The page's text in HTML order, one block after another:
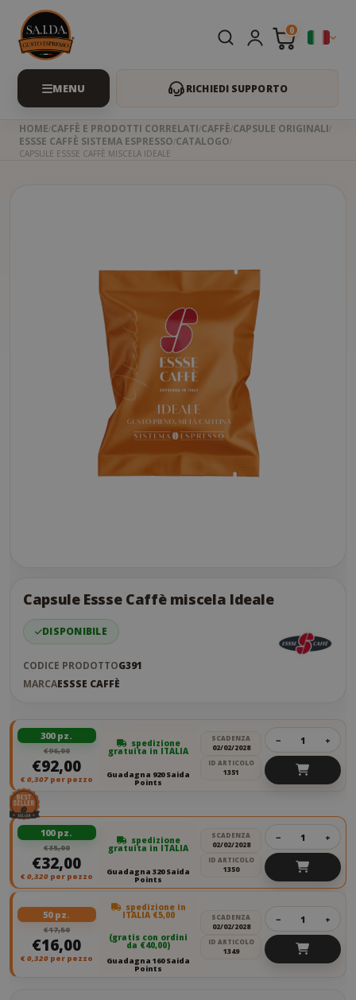
0
RICHIEDI SUPPORTO
HOME CAFFÈ E PRODOTTI CORRELATI CAFFÈ CAPSULE ORIGINALI
ESSSE CAFFÈ SISTEMA ESPRESSO CATALOGO
CAPSULE ESSSE CAFFÈ MISCELA IDEALE
the
the
images
Capsule Essse Caffè miscela Ideale
DISPONIBILE
CODICE PRODOTTOG391
MARCAESSSE CAFFÈ
300 pz.
€96,00
€92,00
€ 0,307per pezzo
spedizione
gratuita in ITALIA
Guadagna 920 Saida
Points
SCADENZA
02/02/2028
ID ARTICOLO
1351
− +
100 pz.
€35,00
€32,00
€ 0,320per pezzo
spedizione
gratuita in ITALIA
Guadagna 320 Saida
Points
SCADENZA
02/02/2028
ID ARTICOLO
1350
− +
50 pz.
€17,50
€16,00
€ 0,320per pezzo
spedizione in
ITALIA €5,00
(gratis con ordini
da €40,00)
Guadagna 160 Saida
Points
SCADENZA
02/02/2028
ID ARTICOLO
1349
− +